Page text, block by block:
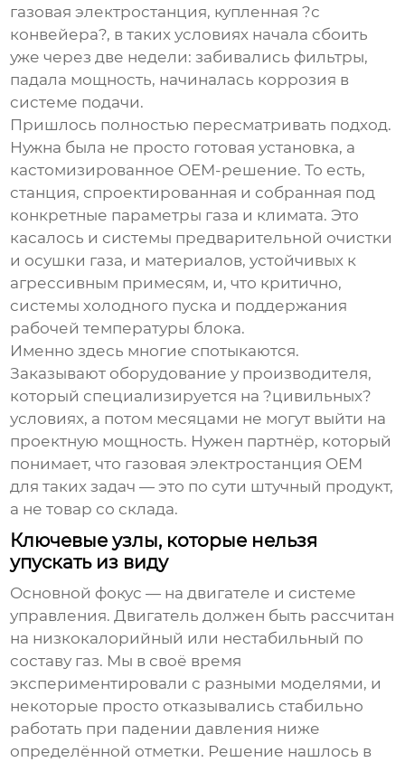
газовая электростанция, купленная ?с
конвейера?, в таких условиях начала сбоить
уже через две недели: забивались фильтры,
падала мощность, начиналась коррозия в
системе подачи.
Пришлось полностью пересматривать подход.
Нужна была не просто готовая установка, а
кастомизированное OEM-решение. То есть,
станция, спроектированная и собранная под
конкретные параметры газа и климата. Это
касалось и системы предварительной очистки
и осушки газа, и материалов, устойчивых к
агрессивным примесям, и, что критично,
системы холодного пуска и поддержания
рабочей температуры блока.
Именно здесь многие спотыкаются.
Заказывают оборудование у производителя,
который специализируется на ?цивильных?
условиях, а потом месяцами не могут выйти на
проектную мощность. Нужен партнёр, который
понимает, что газовая электростанция OEM
для таких задач — это по сути штучный продукт,
а не товар со склада.
Ключевые узлы, которые нельзя
упускать из виду
Основной фокус — на двигателе и системе
управления. Двигатель должен быть рассчитан
на низкокалорийный или нестабильный по
составу газ. Мы в своё время
экспериментировали с разными моделями, и
некоторые просто отказывались стабильно
работать при падении давления ниже
определённой отметки. Решение нашлось в